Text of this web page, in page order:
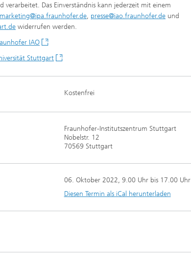
verarbeitet. Das Einverständnis kann jederzeit mit einem
marketing@ipa.fraunhofer.de, presse@iao.fraunhofer.de und
widerrufen werden.
IAO
Stuttgart
Kostenfrei
Fraunhofer-Institutszentrum Stuttgart
Nobelstr. 12
70569 Stuttgart
06. Oktober 2022, 9.00 Uhr bis 17.00 Uhr
Diesen Termin als iCal herunterladen